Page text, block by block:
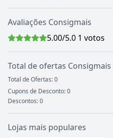
Avaliações Consigmais
5.00/5.0 1 votos
Total de ofertas Consigmais
Total de Ofertas:0
Cupons de Desconto:0
Descontos:0
Lojas mais populares